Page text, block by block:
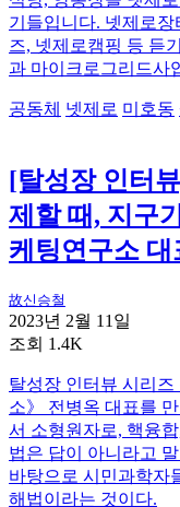
기들입니다. 넷제로
즈, 넷제로캠핑 등 듣
과 마이크로그리드사
공동체 넷제로 미호동
[탈성장 인터
제할 때, 지구
케팅연구소 대
故신승철
2023년 2월 11일
조회 1.4K
탈성장 인터뷰 시리
소》 전병옥 대표를
서 소형원자로, 핵융
법은 답이 아니라고
바탕으로 시민과학자
해법이라는 것이다.